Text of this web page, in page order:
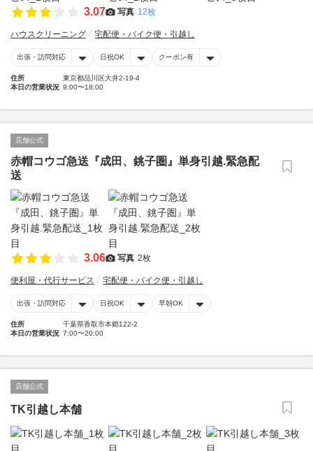
3.07 写真 12枚
ハウスクリーニング 宅配便・バイク便・引越し
出張・訪問対応 日祝OK クーポン有
住所
東京都品川区大井2-19-4
本日の営業状況 9:00〜18:00
店舗公式
赤帽コウゴ急送『成田、銚子圏』単身引越.緊急配
送
3.06 写真 2枚
便利屋・代行サービス 宅配便・バイク便・引越し
出張・訪問対応 日祝OK 早朝OK
住所
千葉県香取市本郷122-2
本日の営業状況 7:00〜20:00
店舗公式
TK引越し本舗